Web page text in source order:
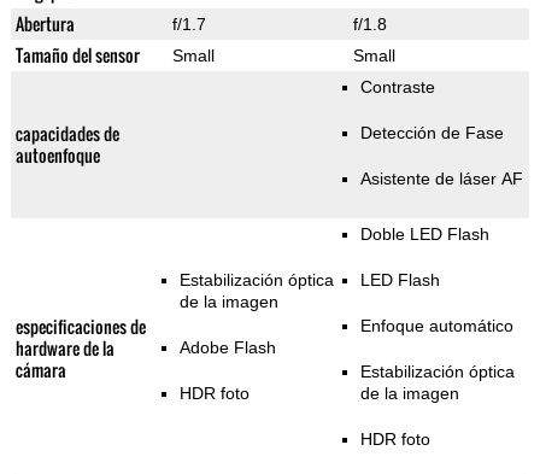
Abertura f/1.7 f/1.8
Tamaño del sensor Small Small
capacidades de
autoenfoque
Contraste
Detección de Fase
Asistente de láser AF
especificaciones de
hardware de la
cámara
Estabilización óptica
de la imagen
Adobe Flash
HDR foto
Doble LED Flash
LED Flash
Enfoque automático
Estabilización óptica
de la imagen
HDR foto